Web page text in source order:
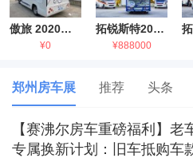
傲旅 2020金旅国六海狮房车
¥0
拓锐斯特2021款进口依维柯房车
¥888000
郑州房车展 推荐 头条
【赛沸尔房车重磅福利】老
专属换新计划：旧车抵购车